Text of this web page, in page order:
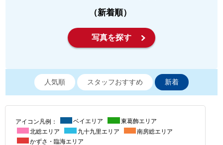
（新着順）
写真を探す
人気順 スタッフおすすめ 新着
アイコン凡例： ベイエリア
東葛飾エリア
北総エリア
九十九里エリア
南房総エリア
かずさ・臨海エリア